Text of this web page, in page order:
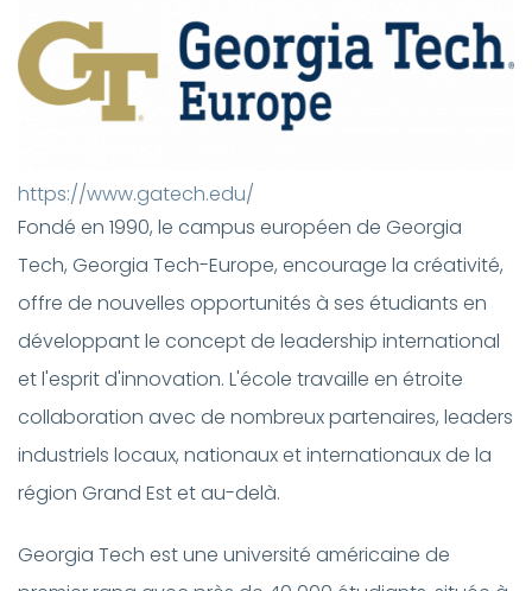
https://www.gatech.edu/
Fondé en 1990, le campus européen de Georgia
Tech, Georgia Tech-Europe, encourage la créativité,
offre de nouvelles opportunités à ses étudiants en
développant le concept de leadership international
et l'esprit d'innovation. L'école travaille en étroite
collaboration avec de nombreux partenaires, leaders
industriels locaux, nationaux et internationaux de la
région Grand Est et au-delà.
Georgia Tech est une université américaine de